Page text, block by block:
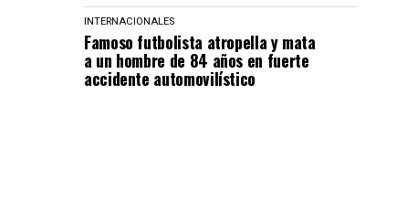
INTERNACIONALES
Famoso futbolista atropella y mata
a un hombre de 84 años en fuerte
accidente automovilístico